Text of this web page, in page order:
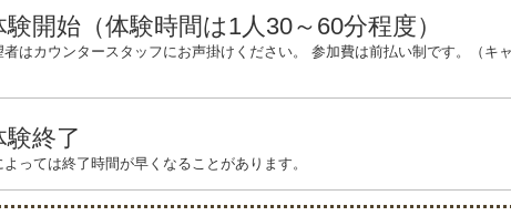
験開始（体験時間は1人30～60分程度）
者はカウンタースタッフにお声掛けください。 参加費は前払い制です。（キ
験終了
っては終了時間が早くなることがあります。